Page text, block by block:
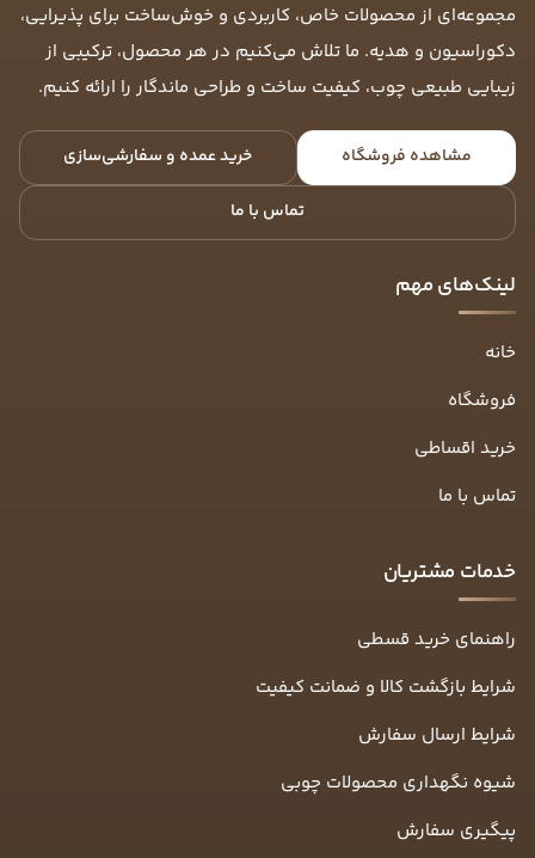
مجموعه‌ای از محصولات خاص، کاربردی و خوش‌ساخت برای پذیرایی،
دکوراسیون و هدیه. ما تلاش می‌کنیم در هر محصول، ترکیبی از
زیبایی طبیعی چوب، کیفیت ساخت و طراحی ماندگار را ارائه کنیم.
مشاهده فروشگاه خرید عمده و سفارشی‌سازی
تماس با ما
لینک‌های مهم
خانه
فروشگاه
خرید اقساطی
تماس با ما
خدمات مشتریان
راهنمای خرید قسطی
شرایط بازگشت کالا و ضمانت کیفیت
شرایط ارسال سفارش
شیوه نگهداری محصولات چوبی
پیگیری سفارش